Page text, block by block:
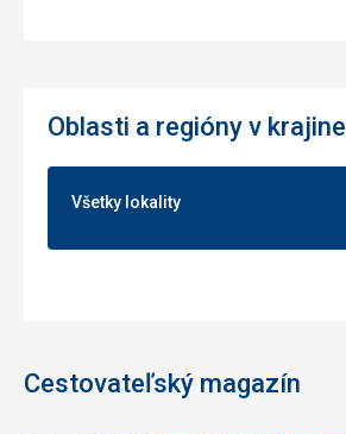
Oblasti a regióny v krajine
Všetky lokality
Cestovateľský magazín